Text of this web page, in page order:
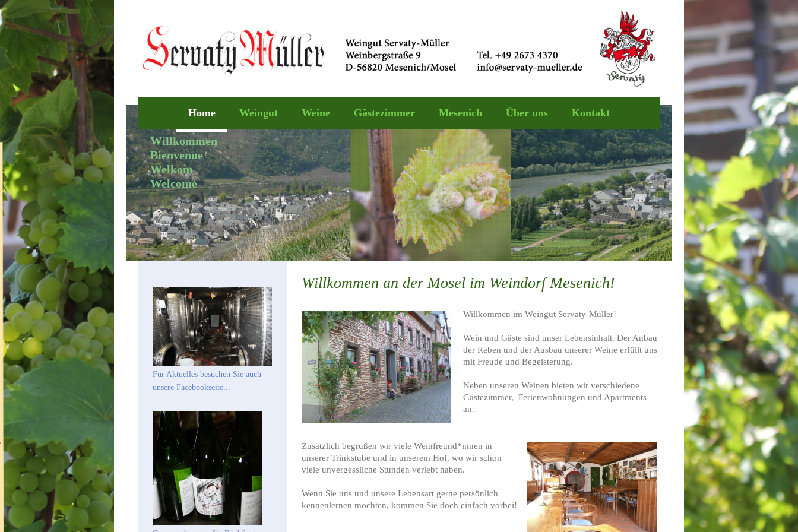
Home Weingut Weine Gästezimmer Mesenich Über uns Kontakt
Willkommen
Bienvenue
Welkom
Welcome
Willkommen an der Mosel im Weindorf Mesenich!
Willkommen im Weingut Servaty-Müller!
Wein und Gäste sind unser Lebensinhalt. Der Anbau
der Reben und der Ausbau unserer Weine erfüllt uns
mit Freude und Begeisterung.
Neben unseren Weinen bieten wir verschiedene
Gästezimmer, Ferienwohnungen und Apartments
an.
Zusätzlich begrüßen wir viele Weinfreund*innen in
unserer Trinkstube und in unserem Hof, wo wir schon
viele unvergessliche Stunden verlebt haben.
Wenn Sie uns und unsere Lebensart gerne persönlich
kennenlernen möchten, kommen Sie doch einfach vorbei!
Für Aktuelles besuchen Sie auch
unsere Facebookseite...